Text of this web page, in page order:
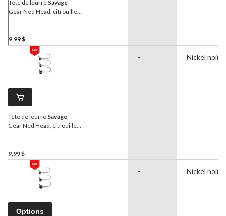
Tête de leurre Savage
Gear Ned Head, citrouille
9,99 $
Tête de leurre Savage
Gear Ned Head, citrouille
9,99 $
- Nickel noir
Options
- Nickel noir